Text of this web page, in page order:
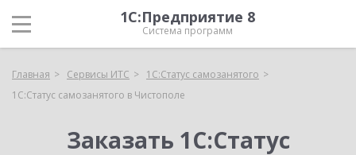
1С:Предприятие 8
Система программ
Главная Сервисы ИТС
1С:Статус самозанятого
1С:Статус самозанятого в Чистополе
Заказать 1С:Статус